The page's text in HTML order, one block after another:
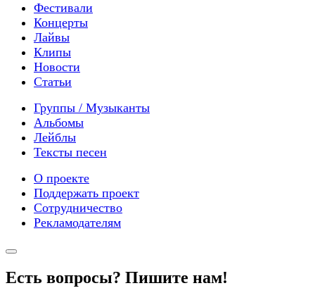
Фестивали
Концерты
Лайвы
Клипы
Новости
Статьи
Группы / Музыканты
Альбомы
Лейблы
Тексты песен
О проекте
Поддержать проект
Сотрудничество
Рекламодателям
Есть вопросы? Пишите нам!